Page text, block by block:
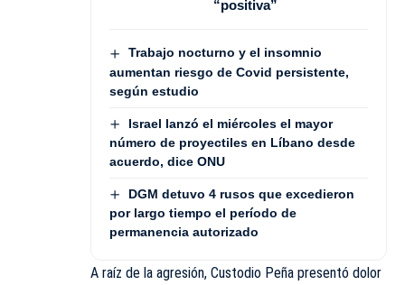
“positiva”
Trabajo nocturno y el insomnio
aumentan riesgo de Covid persistente,
según estudio
Israel lanzó el miércoles el mayor
número de proyectiles en Líbano desde
acuerdo, dice ONU
DGM detuvo 4 rusos que excedieron
por largo tiempo el período de
permanencia autorizado
A raíz de la agresión, Custodio Peña presentó dolor